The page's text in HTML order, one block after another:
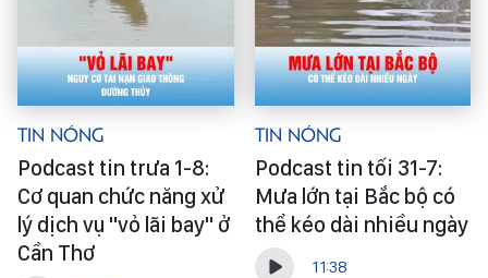
Tin Nóng
Podcast tin trưa 1-8:
Cơ quan chức năng xử
lý dịch vụ "vỏ lãi bay" ở
Cần Thơ
Tin Nóng
Podcast tin tối 31-7:
Mưa lớn tại Bắc bộ có
thể kéo dài nhiều ngày
11:38